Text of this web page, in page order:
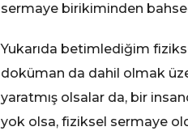
sermaye birikiminden
Yukarıda betimlediğim
doküman da dahil olmak
yaratmış olsalar da, bir
yok olsa, fiziksel sermaye